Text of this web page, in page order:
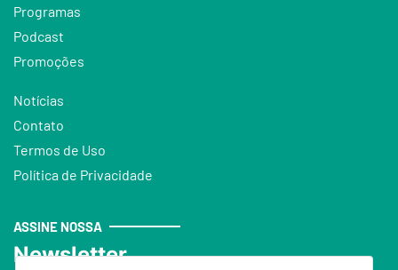
Programas
Podcast
Promoções
Notícias
Contato
Termos de Uso
Política de Privacidade
ASSINE NOSSA
Newsletter